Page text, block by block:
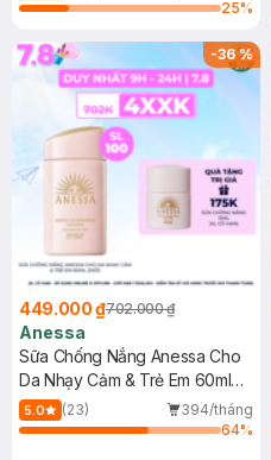
25%
-36%
449.000 ₫702.000 ₫
Anessa
Sữa Chống Nắng Anessa Cho
Da Nhạy Cảm & Trẻ Em 60ml
(Mới)
5.0 (23)
394/tháng
64%